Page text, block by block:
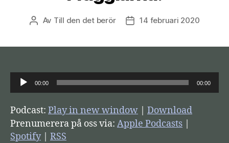
Inläggsförfattare
Av Till den det berör Inläggsdatum
14 februari 2020
j
u
d
s
00:00 00:00
Podcast: Play in new window
Download
Prenumerera på oss via: Apple Podcasts
Spotify| RSS